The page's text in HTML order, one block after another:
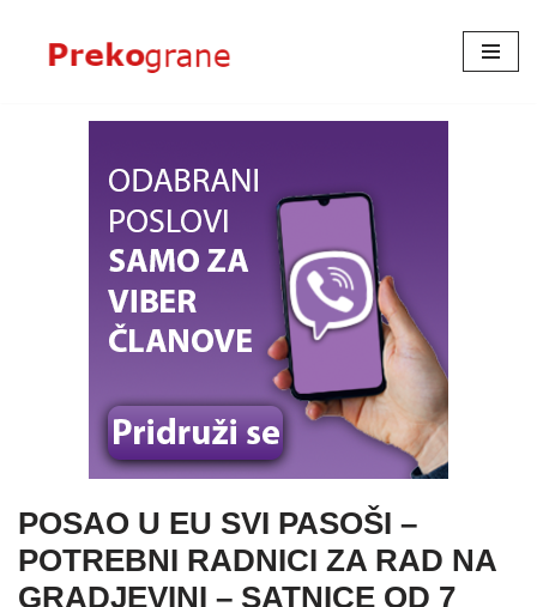
Skoči
POSAO U EU SVI PASOŠI –
POTREBNI RADNICI ZA RAD NA
GRADJEVINI – SATNICE OD 7